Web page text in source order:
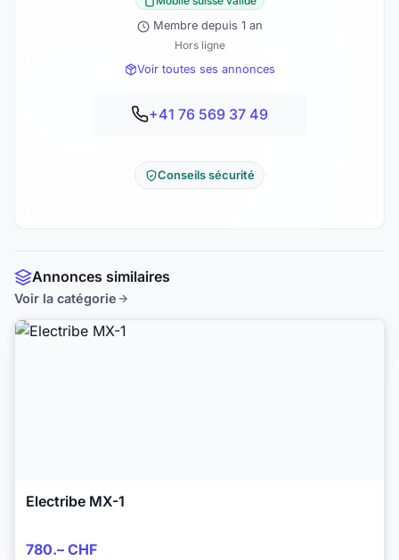
Membre depuis 1 an
Hors ligne
Voir toutes ses annonces
+41 76 569 37 49
Conseils sécurité
Annonces similaires
Voir la catégorie
Electribe MX-1
780.– CHF